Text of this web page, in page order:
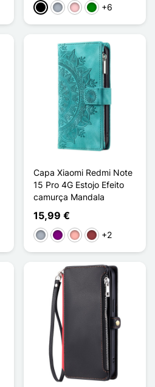
PretoCinzento
RosaVerde
+6
Capa Xiaomi Redmi Note
15 Pro 4G Estojo Efeito
camurça Mandala
15,99 €
Cinzento
PúrpuraOuro rosa
Vermelho escuro
+2